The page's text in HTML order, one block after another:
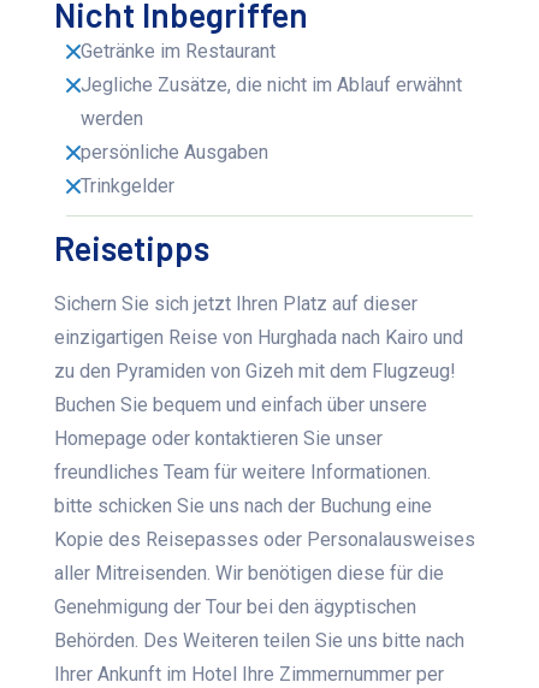
Nicht Inbegriffen
Getränke im Restaurant
Jegliche Zusätze, die nicht im Ablauf erwähnt
werden
persönliche Ausgaben
Trinkgelder
Reisetipps
Sichern Sie sich jetzt Ihren Platz auf dieser
einzigartigen Reise von Hurghada nach Kairo und
zu den Pyramiden von Gizeh mit dem Flugzeug!
Buchen Sie bequem und einfach über unsere
Homepage oder kontaktieren Sie unser
freundliches Team für weitere Informationen.
bitte schicken Sie uns nach der Buchung eine
Kopie des Reisepasses oder Personalausweises
aller Mitreisenden. Wir benötigen diese für die
Genehmigung der Tour bei den ägyptischen
Behörden. Des Weiteren teilen Sie uns bitte nach
Ihrer Ankunft im Hotel Ihre Zimmernummer per